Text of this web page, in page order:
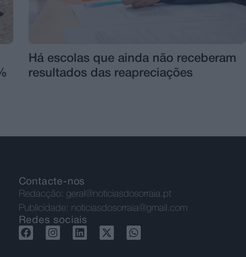
Há escolas que ainda não receberam
resultados das reapreciações
Contacte-nos
Redacção: geral@noticiasdosorraia.pt
Publicidade: noticiasdosorraia@gmail.com
Redes sociais